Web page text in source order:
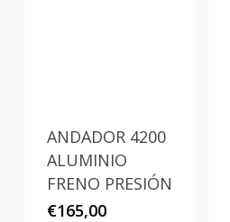
ANDADOR 4200
ALUMINIO
FRENO PRESIÓN
€165,00